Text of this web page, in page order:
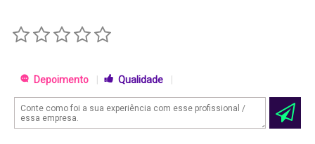
Depoimento Qualidade